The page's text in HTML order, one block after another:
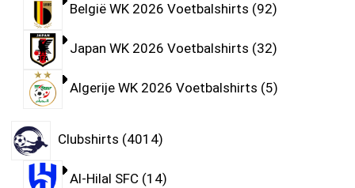
België WK 2026 Voetbalshirts 92
Japan WK 2026 Voetbalshirts 32
Algerije WK 2026 Voetbalshirts 5
Clubshirts 4014
Al-Hilal SFC 14